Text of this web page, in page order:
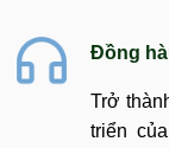
Đồng
Trở
triển